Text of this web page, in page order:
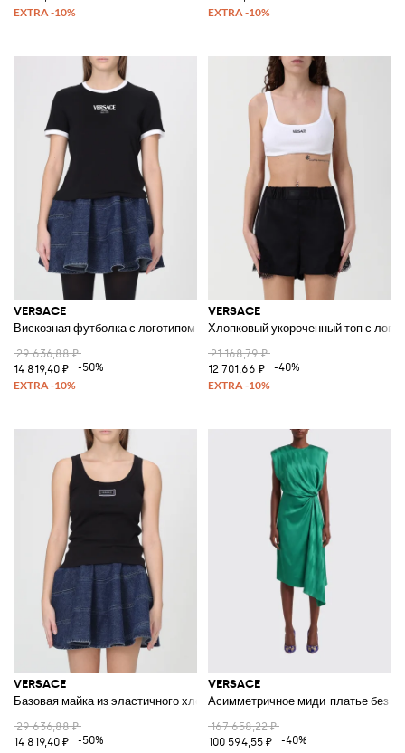
VERSACE
Вискозная футболка с логотипом
29 636,88 ₽
14 819,40 ₽
-50%
VERSACE
Хлопковый укороченный топ с
21 168,79 ₽
12 701,66 ₽
-40%
VERSACE
Базовая майка из эластичного хлопка
29 636,88 ₽
14 819,40 ₽
-50%
VERSACE
Асимметричное миди-платье без
167 658,22 ₽
100 594,55 ₽
-40%